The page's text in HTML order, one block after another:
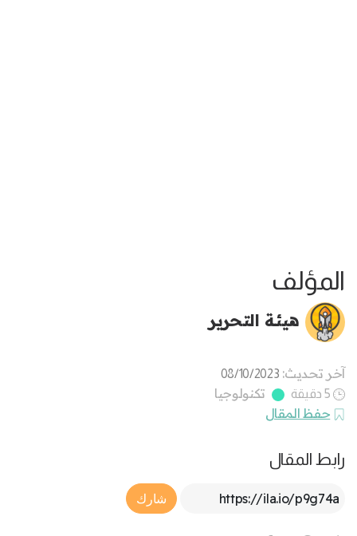
المؤلف
هيئة التحرير
آخر تحديث: 08/10/2023
5 دقيقة
تكنولوجيا
حفظ المقال
رابط المقال
Article Link
شارك